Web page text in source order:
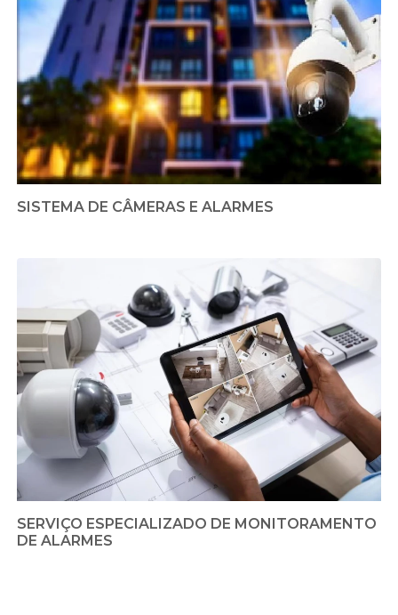
SISTEMA DE CÂMERAS E ALARMES
SERVIÇO ESPECIALIZADO DE MONITORAMENTO
DE ALARMES